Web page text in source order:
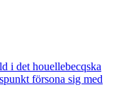
i det houellebecqska
försona sig med